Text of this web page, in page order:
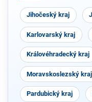
Jihočeský kraj
Karlovarský kraj
Královéhradecký kraj
Moravskoslezský kraj
Pardubický kraj